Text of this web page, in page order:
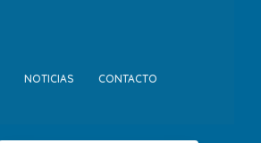
NOTICIAS CONTACTO